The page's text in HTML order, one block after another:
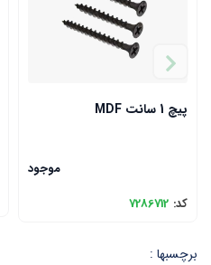
پیچ 1 سانت MDF
موجود
کد: 7286712
برچسبها :